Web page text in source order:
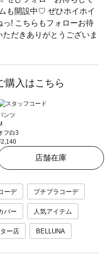
も開設中♡ ぜひホイホイ
! こちらもフォローお待
だきありがとうございま
購入はこちら
ンツ
フ白3
店舗在庫
ーデ プチプラコーデ
バー 人気アイテム
ー店 BELLUNA